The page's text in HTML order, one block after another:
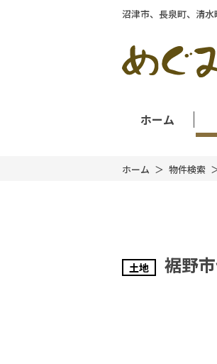
沼津市、長泉町、清
ホーム
ホーム 物件検索
土地 裾野